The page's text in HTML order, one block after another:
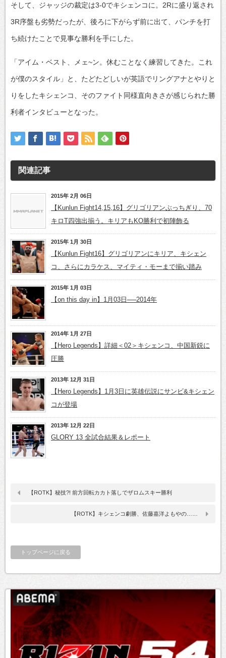
そして、ジャッジの裁定は3-0でキシェンコに。2Rに盛り返され
3R序盤も劣勢だったが、後ろに下がらず前に出て、パンチを打
ち続けたことで見事な勝利を手にした。
「アイム・ベスト、メェ~ン。休むことなく練習してきた。これ
が僕のスタイル」と、たどたどしいが英語でリングアナとやりと
りをしたキシェンコ、そのファイト同様直向きさが感じられた勝
利者インタビューとなった。
関連記事
2015年 2月 06日
【Kunlun Fight14,15,16】グリゴリアンぶっちぎり、70
キロT四強出揃う。キリアもKO勝利で初陣飾る
2015年 1月 30日
【Kunlun Fight16】グリゴリアンにキリア、キシェン
コ、さらにカラケス、マイティ・モーまで揃い踏み
2015年 1月 03日
【on this day in】1月03日──2014年
2014年 1月 27日
【Hero Legends】詳細＜02＞キシェンコ、中国新鋭に
圧勝
2013年 12月 31日
【Hero Legends】1月3日に英雄伝説にサンビ&キシェン
コが登場
2013年 12月 22日
GLORY 13 全試合結果＆レポート
【ROTK】秘技?! 前方回転カカト落しでザロムスキー勝利
【ROTK】キシェンコ劇勝、佐藤嘉洋よもやの……
トップページに戻る